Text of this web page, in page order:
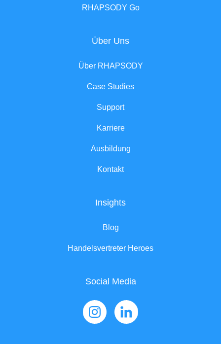
RHAPSODY Go
Über Uns
Über RHAPSODY
Case Studies
Support
Karriere
Ausbildung
Kontakt
Insights
Blog
Handelsvertreter Heroes
Social Media